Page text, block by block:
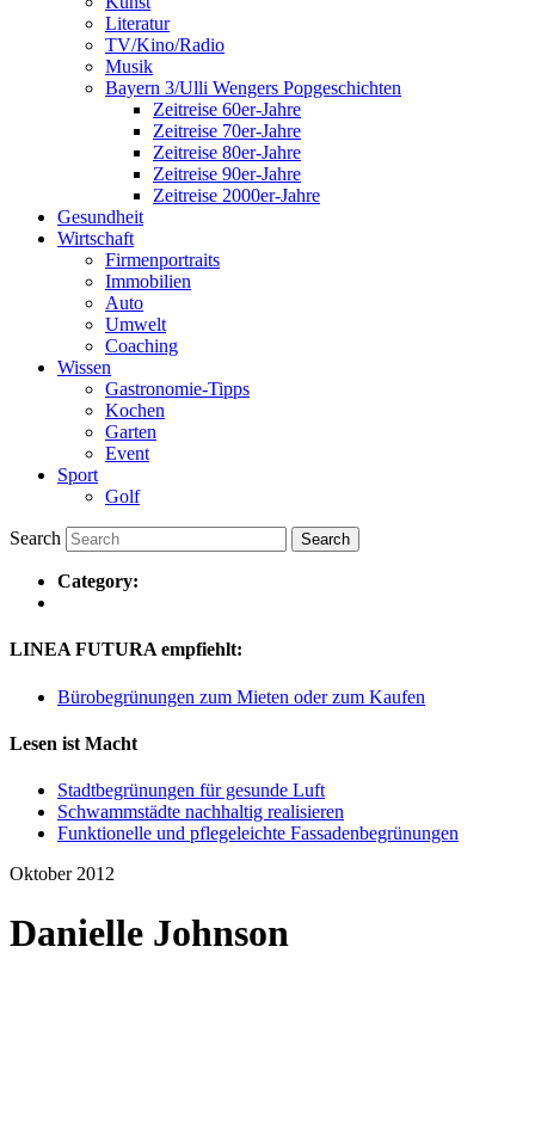
Literatur
TV/Kino/Radio
Musik
Bayern 3/Ulli Wengers Popgeschichten
Zeitreise 60er-Jahre
Zeitreise 70er-Jahre
Zeitreise 80er-Jahre
Zeitreise 90er-Jahre
Zeitreise 2000er-Jahre
Gesundheit
Wirtschaft
Firmenportraits
Immobilien
Auto
Umwelt
Coaching
Wissen
Gastronomie-Tipps
Kochen
Garten
Event
Sport
Golf
Search
Category:
LINEA FUTURA empfiehlt:
Bürobegrünungen zum Mieten oder zum Kaufen
Lesen ist Macht
Stadtbegrünungen für gesunde Luft
Schwammstädte nachhaltig realisieren
Funktionelle und pflegeleichte Fassadenbegrünungen
Oktober 2012
Danielle Johnson